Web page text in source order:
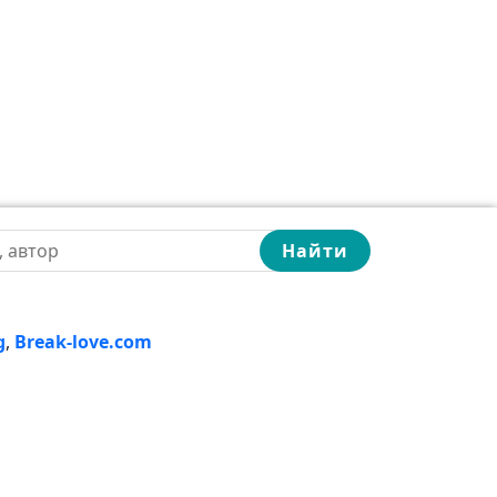
Найти
, Break-love.com